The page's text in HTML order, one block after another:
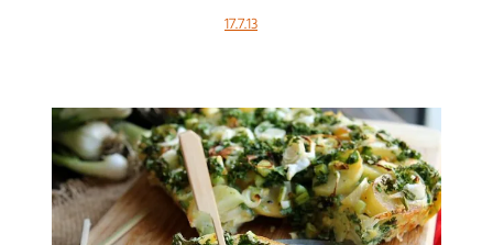
17.7.13